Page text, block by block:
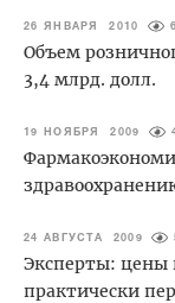
26 ЯНВАРЯ 2010
Объем
3,4 млрд. долл.
19 НОЯБРЯ 2009
24 АВГУСТА 2009
Эксперты: цены
практически